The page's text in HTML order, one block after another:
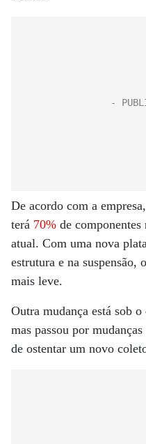
De acordo com a
terá 70% de
atual. Com uma nova
estrutura e na suspensão,
mais leve.
Outra mudança está sob
mas passou por
de ostentar um novo